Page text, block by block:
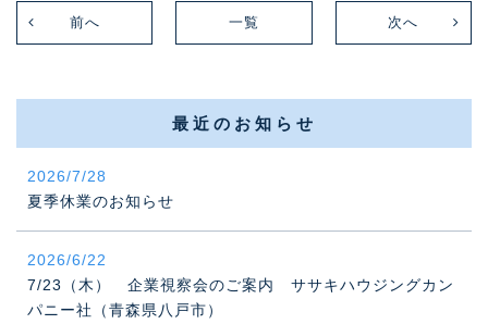
前へ 次へ
一覧
最近のお知らせ
2026/7/28
夏季休業のお知らせ
2026/6/22
7/23（木） 企業視察会のご案内 ササキハウジングカン
パニー社（青森県八戸市）